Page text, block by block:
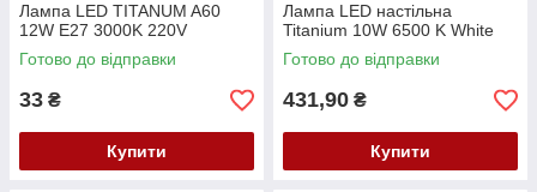
Лампа LED TITANUM A60
12W E27 3000K 220V
Готово до відправки
33 ₴
Купити
Лампа LED настільна
Titanium 10W 6500 K White
Готово до відправки
431,90 ₴
Купити